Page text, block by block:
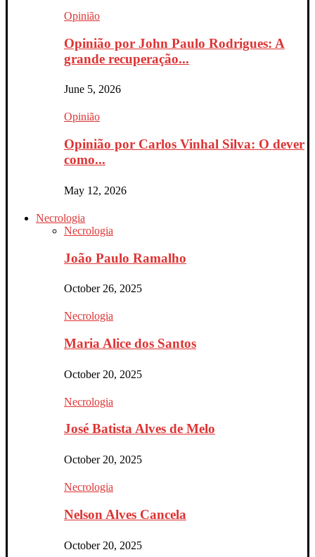
Opinião
Opinião por John Paulo Rodrigues: A
grande recuperação...
June 5, 2026
Opinião
Opinião por Carlos Vinhal Silva: O dever
como...
May 12, 2026
Necrologia
Necrologia
João Paulo Ramalho
October 26, 2025
Necrologia
Maria Alice dos Santos
October 20, 2025
Necrologia
José Batista Alves de Melo
October 20, 2025
Necrologia
Nelson Alves Cancela
October 20, 2025